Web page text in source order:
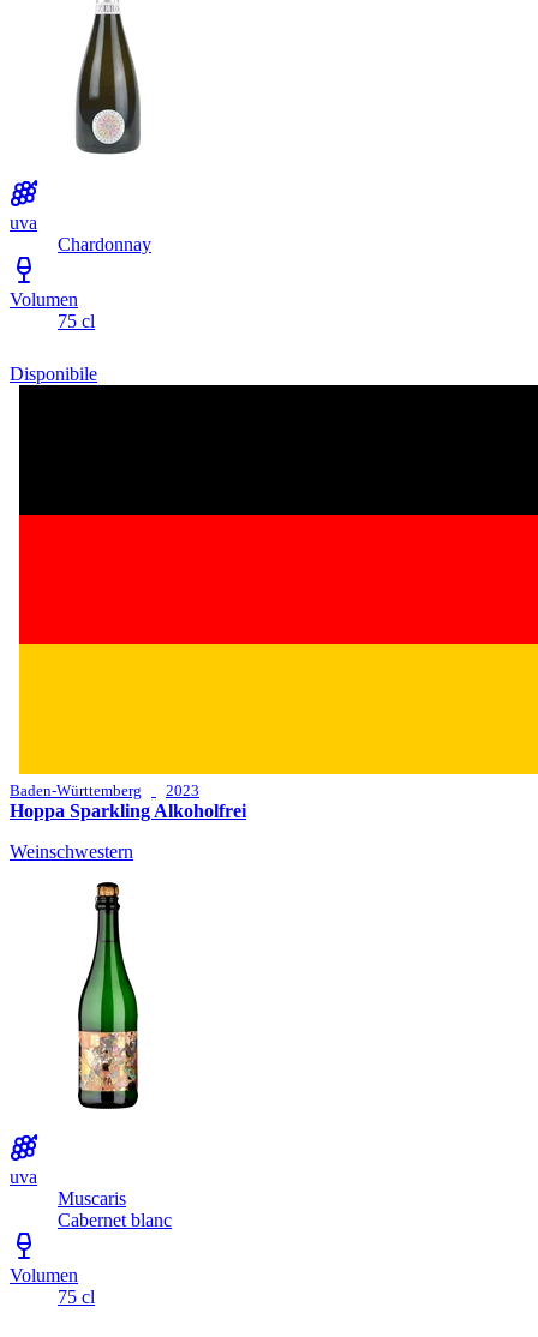
uva
Chardonnay
Volumen
75 cl
Disponibile
Baden-Württemberg 2023
Hoppa Sparkling Alkoholfrei
Weinschwestern
uva
Muscaris
Cabernet blanc
Volumen
75 cl